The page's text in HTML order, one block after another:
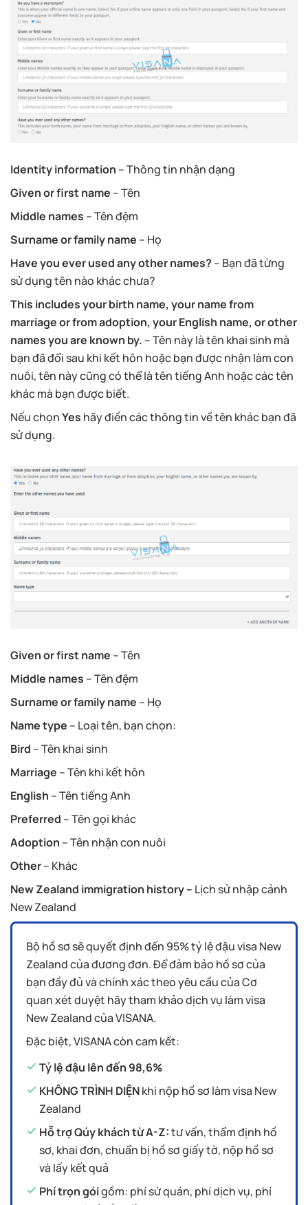
Identity information – Thông tin nhận dạng
Given or first name – Tên
Middle names – Tên đệm
Surname or family name – Họ
Have you ever used any other names? – Bạn đã từng
sử dụng tên nào khác chưa?
This includes your birth name, your name from
marriage or from adoption, your English name, or other
names you are known by. – Tên này là tên khai sinh mà
bạn đã đổi sau khi kết hôn hoặc bạn được nhận làm con
nuôi, tên này cũng có thể là tên tiếng Anh hoặc các tên
khác mà bạn được biết.
Nếu chọnYes hãy điền các thông tin về tên khác bạn đã
sử dụng.
Given or first name – Tên
Middle names – Tên đệm
Surname or family name – Họ
Name type – Loại tên, bạn chọn:
Bird – Tên khai sinh
Marriage – Tên khi kết hôn
English – Tên tiếng Anh
Preferred – Tên gọi khác
Adoption – Tên nhận con nuôi
Other– Khác
New Zealand immigration history – Lịch sử nhập cảnh
New Zealand
Bộ hồ sơ sẽ quyết định đến 95% tỷ lệ đậu visa New
Zealand của đương đơn. Để đảm bảo hồ sơ của
bạn đầy đủ và chính xác theo yêu cầu của Cơ
quan xét duyệt hãy tham khảo dịch vụ làm visa
New Zealand của VISANA.
Đặc biệt, VISANA còn cam kết:
Tỷ lệ đậu lên đến 98,6%
KHÔNG TRÌNH DIỆNkhi nộp hồ sơ làm visa New
Zealand
Hỗ trợ Qúy khách từ A-Z:tư vấn, thẩm định hồ
sơ, khai đơn, chuẩn bị hồ sơ giấy tờ, nộp hồ sơ
và lấy kết quả
Phí trọn góigồm: phí sứ quán, phí dịch vụ, phí